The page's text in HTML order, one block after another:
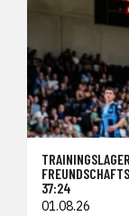
37:24
01.08.26